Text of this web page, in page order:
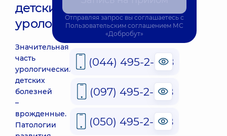
детский
уролог
Значительная
часть
урологических
детских
болезней
–
врожденные.
Патологии
Отправляя запрос вы соглашаетесь с
Пользовательским соглашением МС
«Добробут»
(044) 495-2-888
(097) 495-2-888
(050) 495-2-888